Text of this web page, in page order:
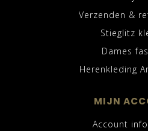
Verzenden &
Stieglitz
Dames
Herenkleding
MIJN
Account